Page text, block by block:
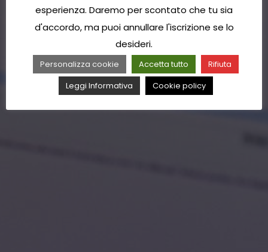
esperienza. Daremo per scontato che tu sia
d'accordo, ma puoi annullare l'iscrizione se lo
desideri.
Personalizza cookie Accetta tutto
Rifiuta
Leggi Informativa
Cookie policy